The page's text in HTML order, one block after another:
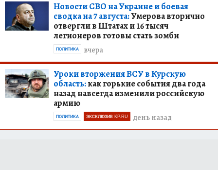
Новости СВО на Украине и боевая
сводка на 7 августа:Умерова вторично
отвергли в Штатах и 16 тысяч
легионеров готовы стать зомби
вчера
ПОЛИТИКА
Уроки вторжения ВСУ в Курскую
область:как горькие события два года
назад навсегда изменили российскую
армию
день назад
ПОЛИТИКА ЭКСКЛЮЗИВ KP.RU